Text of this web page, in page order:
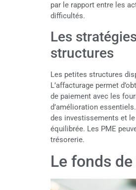
par le rapport entre les
difficultés.
Les
structures
Les petites structures
L’affacturage permet
de paiement avec les
d’amélioration
des investissements et
équilibrée. Les PME
trésorerie.
Le fonds